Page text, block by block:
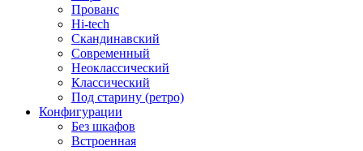
Прованс
Hi-tech
Скандинавский
Современный
Неоклассический
Классический
Под старину (ретро)
Конфигурации
Без шкафов
Встроенная